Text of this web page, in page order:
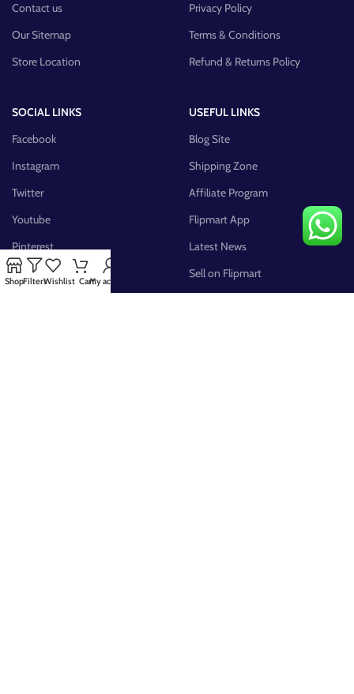
Contact us
Our Sitemap
Store Location
Privacy Policy
Terms & Conditions
Refund & Returns Policy
SOCIAL LINKS
Facebook
Instagram
Twitter
Youtube
Pinterest
FB Group
USEFUL LINKS
Blog Site
Shipping Zone
Affiliate Program
Flipmart App
Latest News
Sell on Flipmart
ShopFiltersWishlist CartMy account